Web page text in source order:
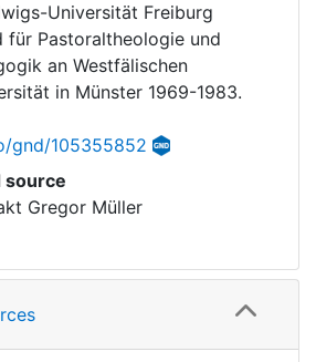
Universität Freiburg
für Pastoraltheologie und
an Westfälischen
in Münster 1969-1983.
gnd/105355852
source
Gregor Müller